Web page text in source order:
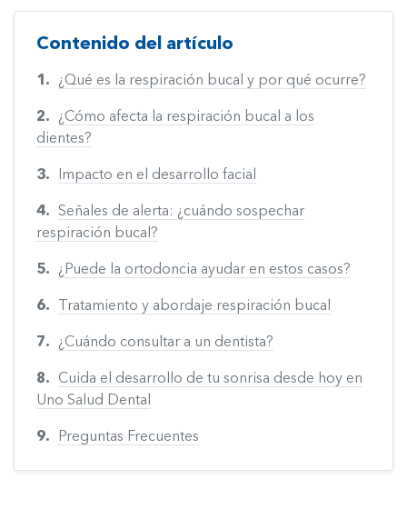
Contenido del artículo
¿Qué es la respiración bucal y por qué ocurre?
¿Cómo afecta la respiración bucal a los
dientes?
Impacto en el desarrollo facial
Señales de alerta: ¿cuándo sospechar
respiración bucal?
¿Puede la ortodoncia ayudar en estos casos?
Tratamiento y abordaje respiración bucal
¿Cuándo consultar a un dentista?
Cuida el desarrollo de tu sonrisa desde hoy en
Uno Salud Dental
Preguntas Frecuentes